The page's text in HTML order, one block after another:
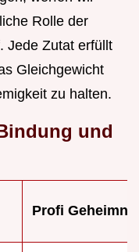
Rolle der
Jede Zutat erfüllt
Gleichgewicht
zu halten.
und
Profi Geheimnis